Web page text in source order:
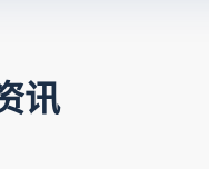
讯